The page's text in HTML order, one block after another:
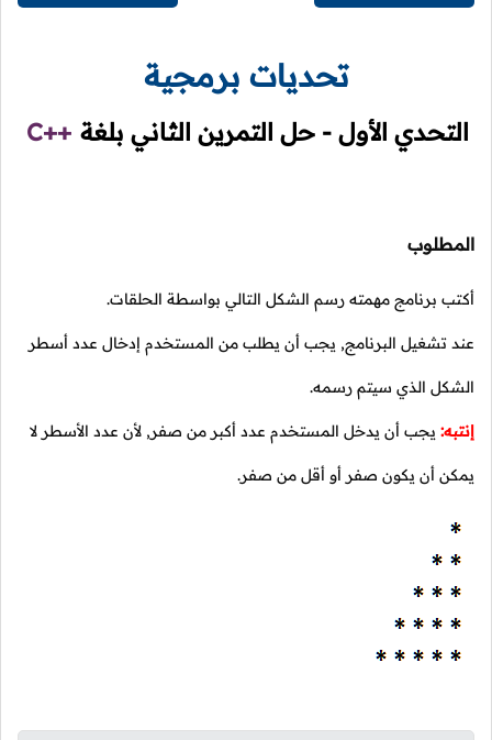
تحديات برمجية
التحدي الأول - حل التمرين الثاني بلغة C++
المطلوب
أكتب برنامج مهمته رسم الشكل التالي بواسطة الحلقات.
عند تشغيل البرنامج, يجب أن يطلب من المستخدم إدخال عدد أسطر
الشكل الذي سيتم رسمه.
إنتبه: يجب أن يدخل المستخدم عدد أكبر من صفر, لأن عدد الأسطر لا
يمكن أن يكون صفر أو أقل من صفر.